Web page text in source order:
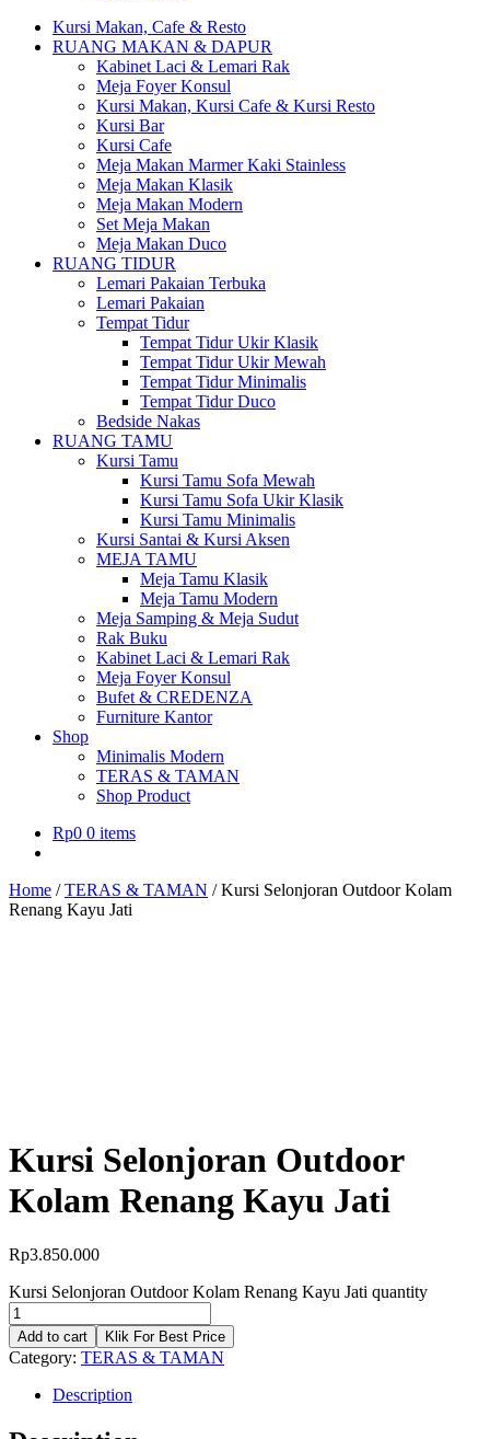
Kursi Makan, Cafe & Resto
RUANG MAKAN & DAPUR
Kabinet Laci & Lemari Rak
Meja Foyer Konsul
Kursi Makan, Kursi Cafe & Kursi Resto
Kursi Bar
Kursi Cafe
Meja Makan Marmer Kaki Stainless
Meja Makan Klasik
Meja Makan Modern
Set Meja Makan
Meja Makan Duco
RUANG TIDUR
Lemari Pakaian Terbuka
Lemari Pakaian
Tempat Tidur
Tempat Tidur Ukir Klasik
Tempat Tidur Ukir Mewah
Tempat Tidur Minimalis
Tempat Tidur Duco
Bedside Nakas
RUANG TAMU
Kursi Tamu
Kursi Tamu Sofa Mewah
Kursi Tamu Sofa Ukir Klasik
Kursi Tamu Minimalis
Kursi Santai & Kursi Aksen
MEJA TAMU
Meja Tamu Klasik
Meja Tamu Modern
Meja Samping & Meja Sudut
Rak Buku
Kabinet Laci & Lemari Rak
Meja Foyer Konsul
Bufet & CREDENZA
Furniture Kantor
Shop
Minimalis Modern
TERAS & TAMAN
Shop Product
Rp0 0 items
Home /TERAS & TAMAN /Kursi Selonjoran Outdoor Kolam
Renang Kayu Jati
Kursi Selonjoran Outdoor
Kolam Renang Kayu Jati
Rp3.850.000
Kursi Selonjoran Outdoor Kolam Renang Kayu Jati quantity
Add to cart Klik For Best Price
Category: TERAS & TAMAN
Description